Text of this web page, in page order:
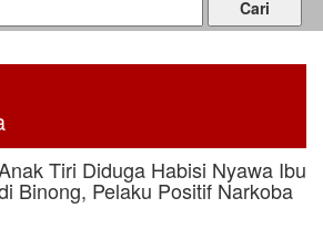
Tiri Diduga Habisi Nyawa Ibu
Binong, Pelaku Positif Narkoba